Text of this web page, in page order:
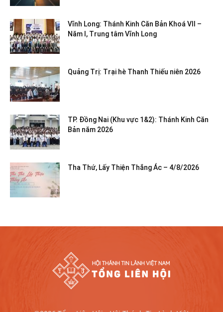
Vĩnh Long: Thánh Kinh Căn Bản Khoá VII –
Năm I, Trung tâm Vĩnh Long
Quảng Trị: Trại hè Thanh Thiếu niên 2026
TP. Đồng Nai (Khu vực 1&2): Thánh Kinh Căn
Bản năm 2026
Tha Thứ, Lấy Thiện Thắng Ác – 4/8/2026